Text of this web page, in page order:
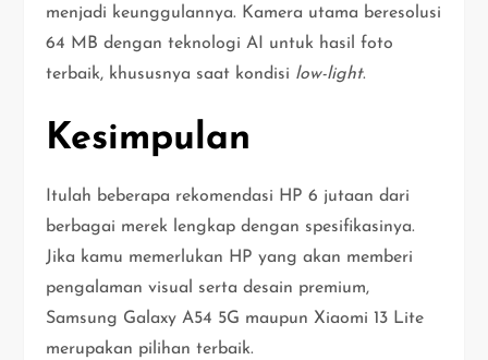
menjadi keunggulannya. Kamera utama beresolusi
64 MB dengan teknologi AI untuk hasil foto
terbaik, khususnya saat kondisi low-light.
Kesimpulan
Itulah beberapa rekomendasi HP 6 jutaan dari
berbagai merek lengkap dengan spesifikasinya.
Jika kamu memerlukan HP yang akan memberi
pengalaman visual serta desain premium,
Samsung Galaxy A54 5G maupun Xiaomi 13 Lite
merupakan pilihan terbaik.